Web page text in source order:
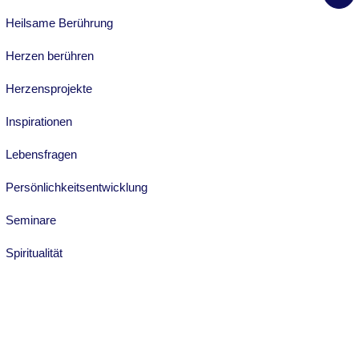
Heilsame Berührung
Herzen berühren
Herzensprojekte
Inspirationen
Lebensfragen
Persönlichkeitsentwicklung
Seminare
Spiritualität